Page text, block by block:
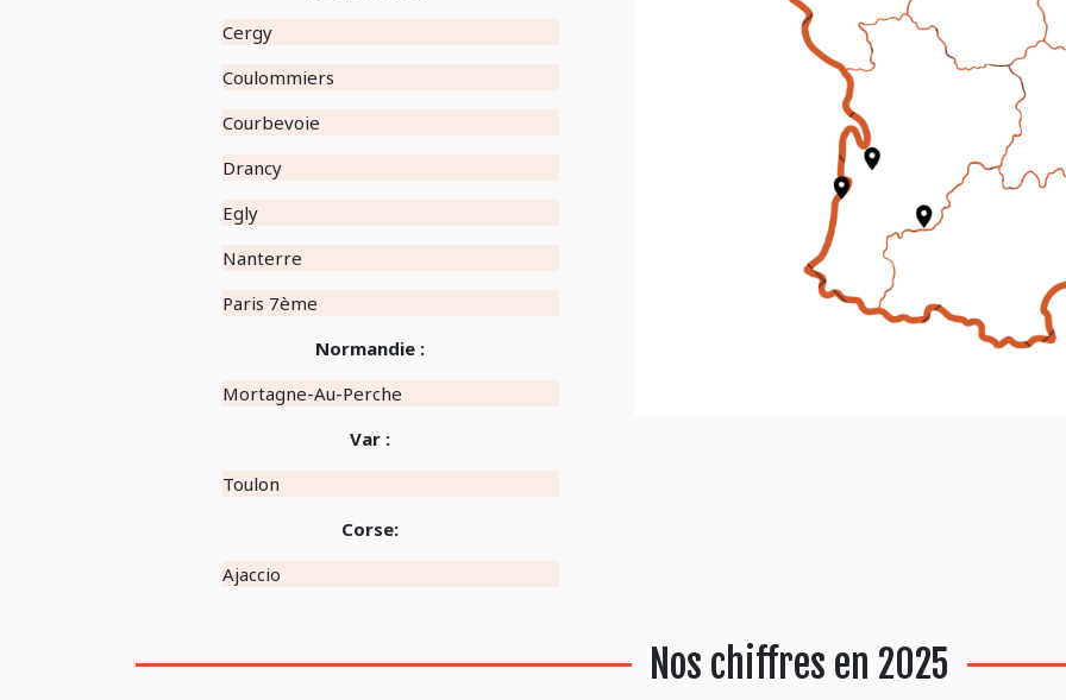
Cergy
Coulommiers
Courbevoie
Drancy
Egly
Nanterre
Paris 7ème
Normandie :
Mortagne-Au-Perche
Var :
Toulon
Corse:
Ajaccio
Nos chiffres en 2025